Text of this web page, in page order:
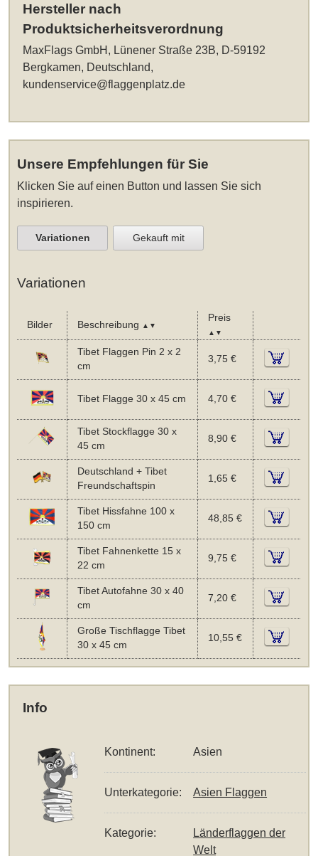
Hersteller nach
Produktsicherheitsverordnung
MaxFlags GmbH, Lünener Straße 23B, D-59192
Bergkamen, Deutschland,
kundenservice@flaggenplatz.de
Unsere Empfehlungen für Sie
Klicken Sie auf einen Button und lassen Sie sich
inspirieren.
Variationen Gekauft mit
Variationen
Bilder Beschreibung ▲▼
Preis
▲▼
Tibet Flaggen Pin 2 x 2
cm
3,75 €
Tibet Flagge 30 x 45 cm 4,70 €
Tibet Stockflagge 30 x
45 cm
8,90 €
Deutschland + Tibet
Freundschaftspin
1,65 €
Tibet Hissfahne 100 x
150 cm
48,85 €
Tibet Fahnenkette 15 x
22 cm
9,75 €
Tibet Autofahne 30 x 40
cm
7,20 €
Große Tischflagge Tibet
30 x 45 cm
10,55 €
Info
Kontinent: Asien
Unterkategorie: Asien Flaggen
Kategorie:
Länderflaggen der
Welt